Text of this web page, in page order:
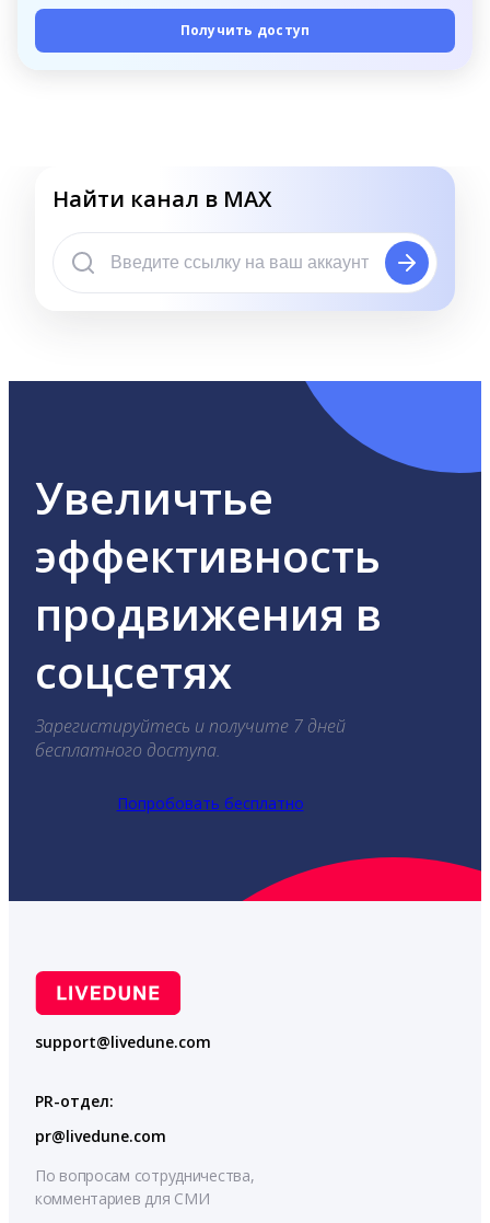
Получить доступ
Найти канал в MAX
Увеличтье
эффективность
продвижения в
соцсетях
Зарегистируйтесь и получите 7 дней
бесплатного доступа.
Попробовать бесплатно
support@livedune.com
PR-отдел:
pr@livedune.com
По вопросам сотрудничества,
комментариев для СМИ